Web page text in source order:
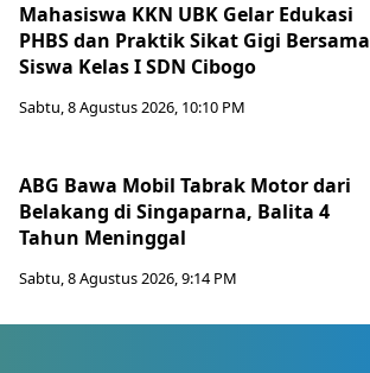
Mahasiswa KKN UBK Gelar Edukasi
PHBS dan Praktik Sikat Gigi Bersama
Siswa Kelas I SDN Cibogo
Sabtu, 8 Agustus 2026, 10:10 PM
ABG Bawa Mobil Tabrak Motor dari
Belakang di Singaparna, Balita 4
Tahun Meninggal
Sabtu, 8 Agustus 2026, 9:14 PM